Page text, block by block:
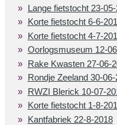
Lange fietstocht 23-
Korte fietstocht 6-6-
Korte fietstocht 4-7-
Oorlogsmuseum 12-
Rake Kwasten 27-06-
Rondje Zeeland 30-06-
RWZI Blerick 10-07-
Korte fietstocht 1-8-
Kantfabriek 22-8-2018